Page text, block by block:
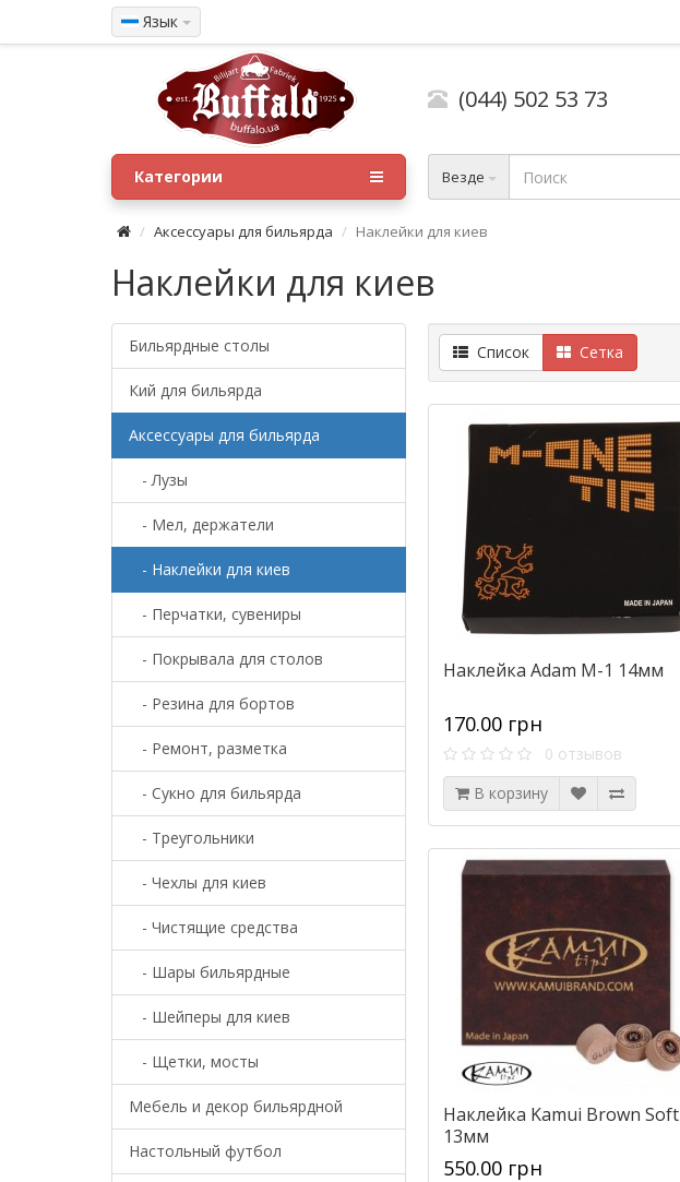
Язык
(044) 502 53 73
Везде
Категории
Аксессуары для бильярда Наклейки для киев
Наклейки для киев
Бильярдные столы
Кий для бильярда
Аксессуары для бильярда
- Лузы
- Мел, держатели
- Наклейки для киев
- Перчатки, сувениры
- Покрывала для столов
- Резина для бортов
- Ремонт, разметка
- Сукно для бильярда
- Треугольники
- Чехлы для киев
- Чистящие средства
- Шары бильярдные
- Шейперы для киев
- Щетки, мосты
Мебель и декор бильярдной
Настольный футбол
Список Сетка
Наклейка Adam M-1 14мм
170.00 грн
0 отзывов
В корзину
Наклейка Kamui Brown Soft
13мм
550.00 грн